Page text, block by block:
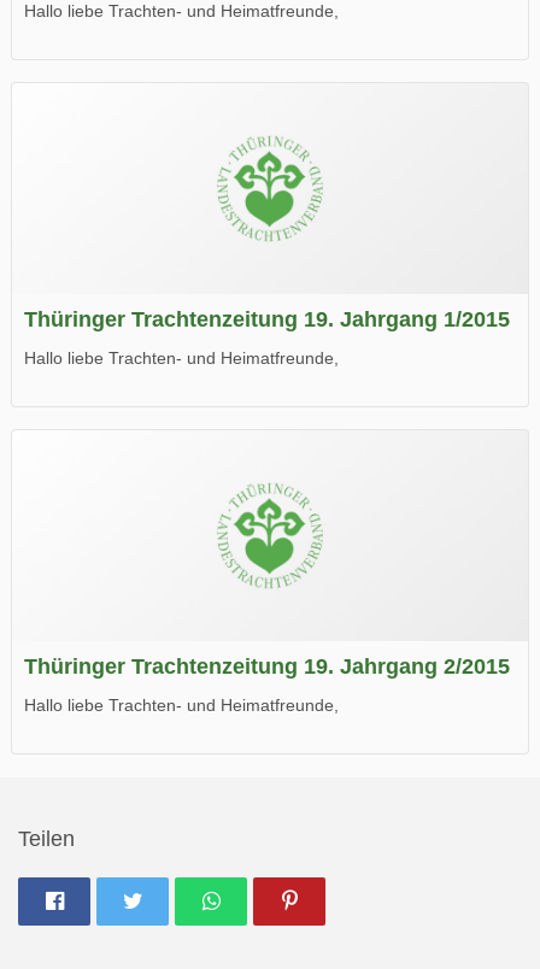
Hallo liebe Trachten- und Heimatfreunde,
Wir wünschen Euch viel Spaß beim Lesen.
Thüringer Trachtenzeitung 19. Jahrgang 1/2015
Hallo liebe Trachten- und Heimatfreunde,
Wir wünschen Euch viel Spaß beim Lesen.
Thüringer Trachtenzeitung 19. Jahrgang 2/2015
Hallo liebe Trachten- und Heimatfreunde,
Teilen